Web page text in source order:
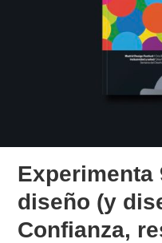
Experimenta
diseño (y
Confianza,